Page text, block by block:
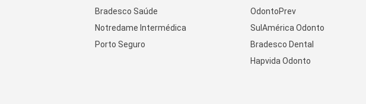
Bradesco Saúde
Notredame Intermédica
Porto Seguro
OdontoPrev
SulAmérica Odonto
Bradesco Dental
Hapvida Odonto